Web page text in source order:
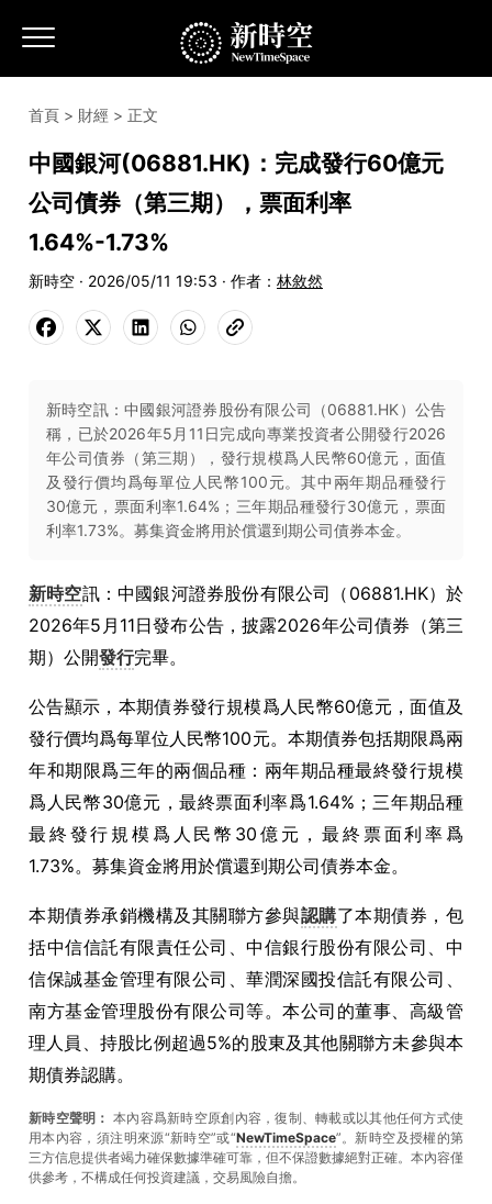
首頁 > 財經 > 正文
中國銀河(06881.HK)：完成發行60億元
公司債券（第三期），票面利率
1.64%-1.73%
新時空 · 2026/05/11 19:53 · 作者： 林敘然
新時空訊：中國銀河證券股份有限公司（06881.HK）公告
稱，已於2026年5月11日完成向專業投資者公開發行2026
年公司債券（第三期），發行規模爲人民幣60億元，面值
及發行價均爲每單位人民幣100元。其中兩年期品種發行
30億元，票面利率1.64%；三年期品種發行30億元，票面
利率1.73%。募集資金將用於償還到期公司債券本金。
新時空訊：中國銀河證券股份有限公司（06881.HK）於
2026年5月11日發布公告，披露2026年公司債券（第三
期）公開發行完畢。
公告顯示，本期債券發行規模爲人民幣60億元，面值及
發行價均爲每單位人民幣100元。本期債券包括期限爲兩
年和期限爲三年的兩個品種：兩年期品種最終發行規模
爲人民幣30億元，最終票面利率爲1.64%；三年期品種
最終發行規模爲人民幣30億元，最終票面利率爲
1.73%。募集資金將用於償還到期公司債券本金。
本期債券承銷機構及其關聯方參與認購了本期債券，包
括中信信託有限責任公司、中信銀行股份有限公司、中
信保誠基金管理有限公司、華潤深國投信託有限公司、
南方基金管理股份有限公司等。本公司的董事、高級管
理人員、持股比例超過5%的股東及其他關聯方未參與本
期債券認購。
新時空聲明： 本內容爲新時空原創內容，復制、轉載或以其他任何方式使
用本內容，須注明來源“新時空”或“NewTimeSpace”。新時空及授權的第
三方信息提供者竭力確保數據準確可靠，但不保證數據絕對正確。本內容僅
供參考，不構成任何投資建議，交易風險自擔。